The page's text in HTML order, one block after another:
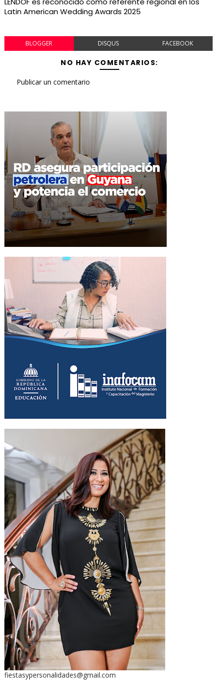
Latin American Wedding Awards 2025
BLOGGER DISQUS FACEBOOK
NO HAY COMENTARIOS:
Publicar un comentario
fiestasypersonalidades@gmail.com